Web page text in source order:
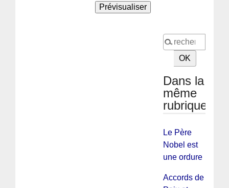
Dans la
même
rubrique
Le Père
Nobel est
une ordure
Accords de